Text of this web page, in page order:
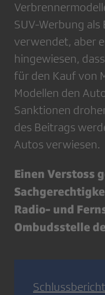
SUV-Werbung
verwendet, aber
hingewiesen,
für den Kauf von
Modellen den
Sanktionen
des Beitrags
Autos verwiesen.
Einen Verstoss
Radio- und
Ombudsstelle